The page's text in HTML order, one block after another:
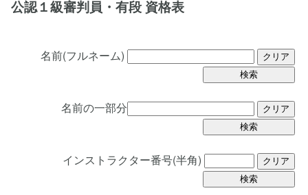
公認１級審判員・有段 資格表
名前(フルネーム)
名前の一部分
インストラクター番号(半角)